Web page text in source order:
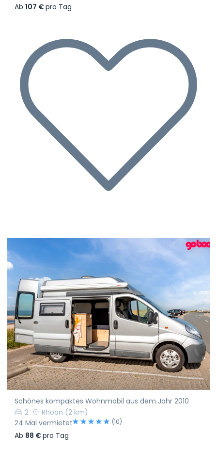
Ab 107 €pro Tag
Schönes kompaktes Wohnmobil aus dem Jahr 2010
2
Rhoon (2 km)
24 Mal vermietet
(10)
Ab 88 €pro Tag